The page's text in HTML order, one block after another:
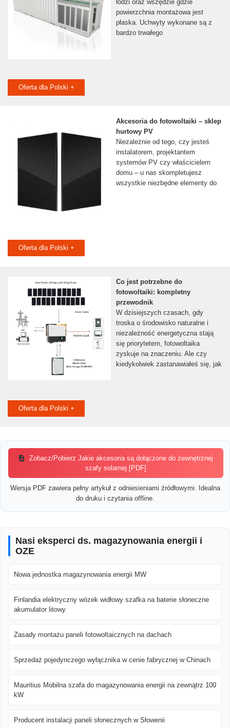
łodzi oraz wszędzie gdzie
powierzchnia montażowa jest
płaska. Uchwyty wykonane są z
bardzo trwałego
Oferta dla Polski +
Akcesoria do fotowoltaiki – sklep
hurtowy PV
Niezależnie od tego, czy jesteś
instalatorem, projektantem
systemów PV czy właścicielem
domu – u nas skompletujesz
wszystkie niezbędne elementy do
Oferta dla Polski +
Co jest potrzebne do
fotowoltaiki: kompletny
przewodnik
W dzisiejszych czasach, gdy
troska o środowisko naturalne i
niezależność energetyczna stają
się priorytetem, fotowoltaika
zyskuje na znaczeniu. Ale czy
kiedykolwiek zastanawiałeś się, jak
Oferta dla Polski +
Zobacz/Pobierz Jakie akcesoria są dołączone do zewnętrznej
szafy solarnej [PDF]
Wersja PDF zawiera pełny artykuł z odniesieniami źródłowymi. Idealna
do druku i czytania offline.
Nasi eksperci ds. magazynowania energii i
OZE
Nowa jednostka magazynowania energii MW
Finlandia elektryczny wózek widłowy szafka na baterie słoneczne
akumulator litowy
Zasady montażu paneli fotowoltaicznych na dachach
Sprzedaż pojedynczego wyłącznika w cenie fabrycznej w Chinach
Mauritius Mobilna szafa do magazynowania energii na zewnątrz 100
kW
Producent instalacji paneli słonecznych w Słowenii